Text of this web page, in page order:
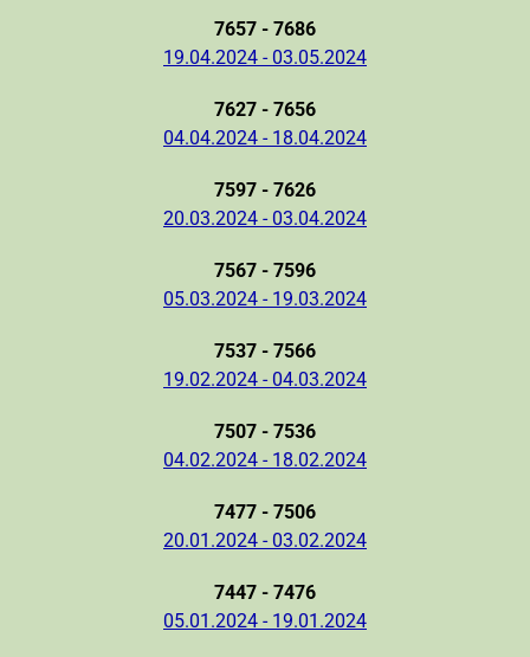
7657 - 7686
19.04.2024 - 03.05.2024
7627 - 7656
04.04.2024 - 18.04.2024
7597 - 7626
20.03.2024 - 03.04.2024
7567 - 7596
05.03.2024 - 19.03.2024
7537 - 7566
19.02.2024 - 04.03.2024
7507 - 7536
04.02.2024 - 18.02.2024
7477 - 7506
20.01.2024 - 03.02.2024
7447 - 7476
05.01.2024 - 19.01.2024